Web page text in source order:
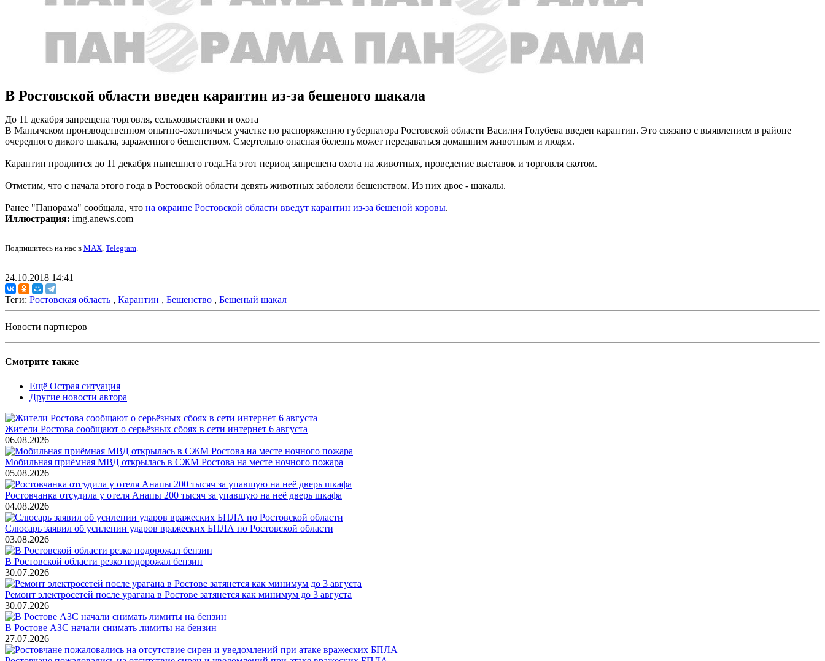
В Ростовской области введен карантин из-за бешеного шакала
До 11 декабря запрещена торговля, сельхозвыставки и охота
В Манычском производственном опытно-охотничьем участке по распоряжению губернатора Ростовской области Василия Голубева введен карантин. Это связано с выявлением в районе
очередного дикого шакала, зараженного бешенством. Смертельно опасная болезнь может передаваться домашним животным и людям.
Карантин продлится до 11 декабря нынешнего года.На этот период запрещена охота на животных, проведение выставок и торговля скотом.
Отметим, что с начала этого года в Ростовской области девять животных заболели бешенством. Из них двое - шакалы.
Ранее "Панорама" сообщала, что на окраине Ростовской области введут карантин из-за бешеной коровы.
Иллюстрация: img.anews.com
Подпишитесь на нас в MAX, Telegram.
24.10.2018 14:41
Теги: Ростовская область , Карантин , Бешенство , Бешеный шакал
Новости партнеров
Смотрите также
Ещё Острая ситуация
Другие новости автора
Жители Ростова сообщают о серьёзных сбоях в сети интернет 6 августа
06.08.2026
Мобильная приёмная МВД открылась в СЖМ Ростова на месте ночного пожара
05.08.2026
Ростовчанка отсудила у отеля Анапы 200 тысяч за упавшую на неё дверь шкафа
04.08.2026
Слюсарь заявил об усилении ударов вражеских БПЛА по Ростовской области
03.08.2026
В Ростовской области резко подорожал бензин
30.07.2026
Ремонт электросетей после урагана в Ростове затянется как минимум до 3 августа
30.07.2026
В Ростове АЗС начали снимать лимиты на бензин
27.07.2026